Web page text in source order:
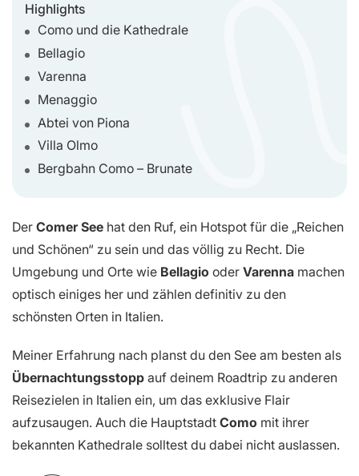
Highlights
Como und die Kathedrale
Bellagio
Varenna
Menaggio
Abtei von Piona
Villa Olmo
Bergbahn Como – Brunate
Der Comer See hat den Ruf, ein Hotspot für die „Reichen
und Schönen“ zu sein und das völlig zu Recht. Die
Umgebung und Orte wie Bellagio oder Varenna machen
optisch einiges her und zählen definitiv zu den
schönsten Orten in Italien.
Meiner Erfahrung nach planst du den See am besten als
Übernachtungsstopp auf deinem Roadtrip zu anderen
Reisezielen in Italien ein, um das exklusive Flair
aufzusaugen. Auch die Hauptstadt Como mit ihrer
bekannten Kathedrale solltest du dabei nicht auslassen.